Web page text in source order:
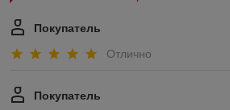
Покупатель
Отлично
Покупатель